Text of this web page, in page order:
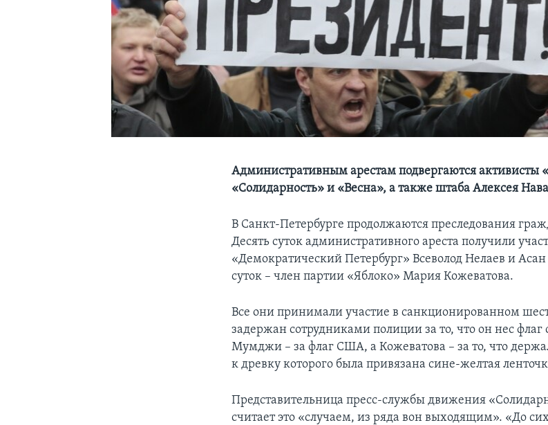
Административным арестам подвергаются активисты
«Солидарность» и «Весна», а также штаба Алексея
В Санкт-Петербурге продолжаются преследования
Десять суток административного ареста получили
«Демократический Петербург» Всеволод Нелаев и
суток – член партии «Яблоко» Мария Кожеватова.
Все они принимали участие в санкционированном
задержан сотрудниками полиции за то, что он нес флаг
Мумджи – за флаг США, а Кожеватова – за то, что
к древку которого была привязана сине-желтая
Представительница пресс-службы движения
считает это «случаем, из ряда вон выходящим». «До